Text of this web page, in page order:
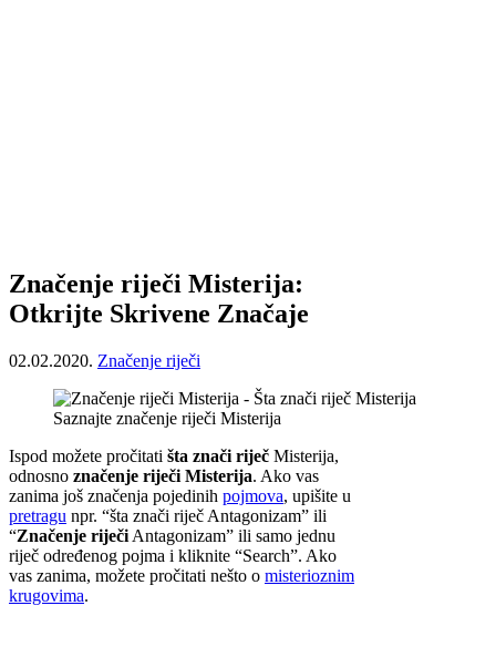
Značenje riječi Misterija:
Otkrijte Skrivene Značaje
02.02.2020. Značenje riječi
Saznajte značenje riječi Misterija
Ispod možete pročitati šta znači riječ Misterija,
odnosno značenje riječi Misterija. Ako vas
zanima još značenja pojedinih pojmova, upišite u
pretragu npr. “šta znači riječ Antagonizam” ili
“Značenje riječi Antagonizam” ili samo jednu
riječ određenog pojma i kliknite “Search”. Ako
vas zanima, možete pročitati nešto o misterioznim
krugovima.